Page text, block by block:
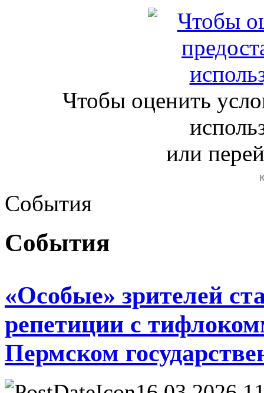
Чтобы оценить
или
События
События
«Особые» зрителей
репетиции с
Пермском